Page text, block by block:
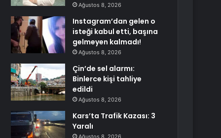
Ağustos 8, 2026
Instagram’dan gelen o
isteği kabul etti, başına
gelmeyen kalmadı!
Ağustos 8, 2026
Çin’de sel alarmı:
Binlerce kişi tahliye
edildi
Ağustos 8, 2026
Kars’ta Trafik Kazası: 3
Yaralı
Ağustos 8, 2026